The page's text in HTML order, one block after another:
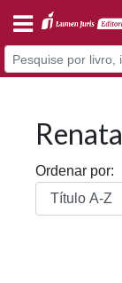
Ordenar por: